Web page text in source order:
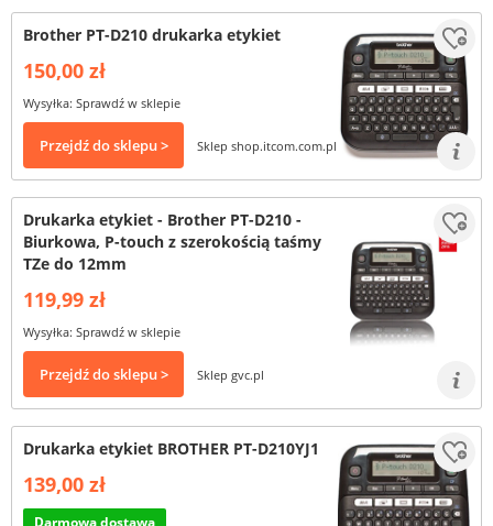
Brother PT-D210 drukarka etykiet
150,00 zł
Wysyłka: Sprawdź w sklepie
Przejdź do sklepu > Sklep shop.itcom.com.pl
Drukarka etykiet - Brother PT-D210 -
Biurkowa, P-touch z szerokością taśmy
TZe do 12mm
119,99 zł
Wysyłka: Sprawdź w sklepie
Przejdź do sklepu > Sklep gvc.pl
Drukarka etykiet BROTHER PT-D210YJ1
139,00 zł
Darmowa dostawa